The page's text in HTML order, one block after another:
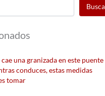
cae una granizada en este puente
conduces, estas medidas
tomar